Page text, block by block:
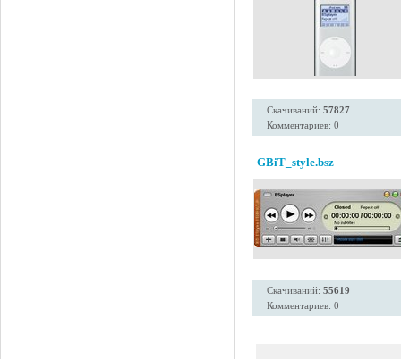
Скачиваний: 57827
Комментариев: 0
GBiT_style.bsz
Скачиваний: 55619
Комментариев: 0